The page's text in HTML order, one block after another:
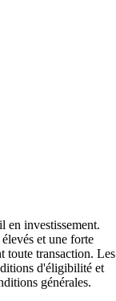
en investissement.
et une forte
toute transaction. Les
d'éligibilité et
générales.